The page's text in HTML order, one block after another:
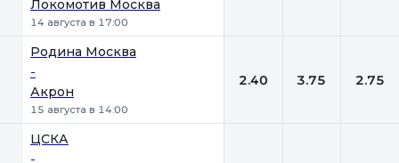
Локомотив Москва
14 августа в 17:00
Родина Москва
-
Акрон
15 августа в 14:00
2.40 3.75 2.75
ЦСКА
-